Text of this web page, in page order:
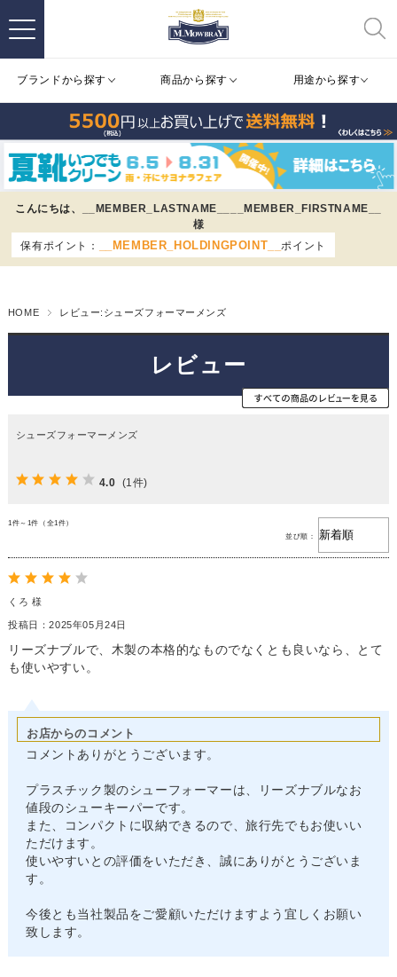
ブランドから探す 商品から探す 用途から探す
こんにちは、 __MEMBER_LASTNAME__
__MEMBER_FIRSTNAME__
様
保有ポイント：
__MEMBER_HOLDINGPOINT__ ポイント
HOME レビュー:シューズフォーマーメンズ
レビュー
シューズフォーマーメンズ
4.0 (1件)
1件～1件（全1件）
並び順：
くろ 様
投稿日：2025年05月24日
リーズナブルで、木製の本格的なものでなくとも良いなら、とて
も使いやすい。
お店からのコメント
コメントありがとうございます。
プラスチック製のシューフォーマーは、リーズナブルなお
値段のシューキーパーです。
また、コンパクトに収納できるので、旅行先でもお使いい
ただけます。
使いやすいとの評価をいただき、誠にありがとうございま
す。
今後とも当社製品をご愛顧いただけますよう宜しくお願い
致します。